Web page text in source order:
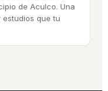
de Aculco. Una
que tu